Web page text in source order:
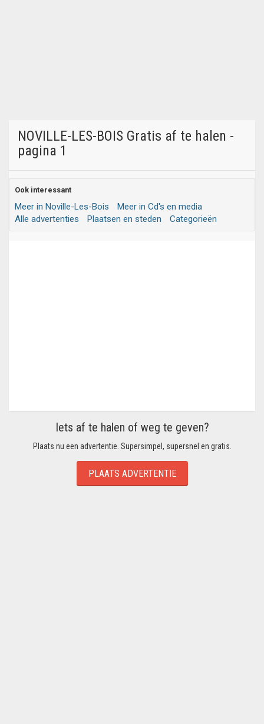
NOVILLE-LES-BOIS Gratis af te halen -
pagina 1
Ook interessant
Meer in Noville-Les-Bois
Meer in Cd's en media
Alle advertenties
Plaatsen en steden Categorieën
Iets af te halen of weg te geven?
Plaats nu een advertentie. Supersimpel, supersnel en gratis.
PLAATS ADVERTENTIE